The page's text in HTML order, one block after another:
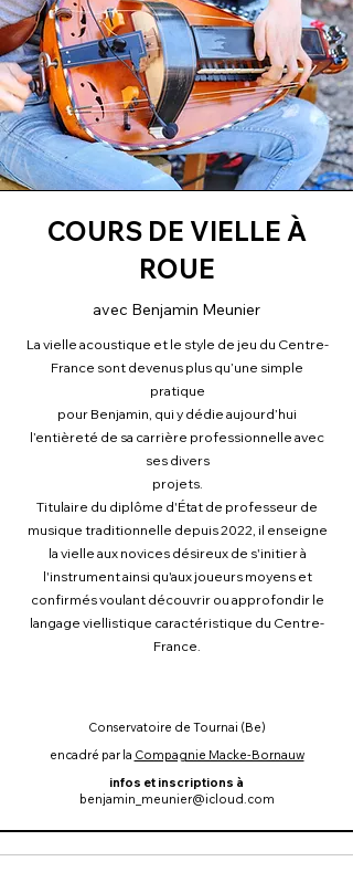
COURS DE VIELLE À
ROUE
avec Benjamin Meunier
La vielle acoustique et le style de jeu du Centre-
France sont devenus plus qu’une simple
pratique
pour Benjamin, qui y dédie aujourd’hui
l’entièreté de sa carrière professionnelle avec
ses divers
projets.
Titulaire du diplôme d'État de professeur de
musique traditionnelle depuis 2022, il enseigne
la vielle aux novices désireux de s'initier à
l'instrument ainsi qu'aux joueurs moyens et
confirmés voulant découvrir ou approfondir le
langage viellistique caractéristique du Centre-
France.
Conservatoire de Tournai (Be)
encadré par la Compagnie Macke-Bornauw
infos et inscriptions à
benjamin_meunier@icloud.com